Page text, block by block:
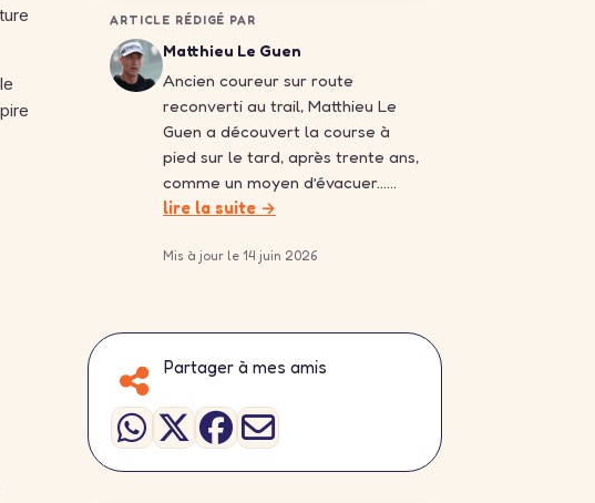
ARTICLE RÉDIGÉ PAR
Matthieu Le Guen
Ancien coureur sur route
reconverti au trail, Matthieu Le
Guen a découvert la course à
pied sur le tard, après trente ans,
comme un moyen d’évacuer……
lire la suite →
Mis à jour le 14 juin 2026
Partager à mes amis